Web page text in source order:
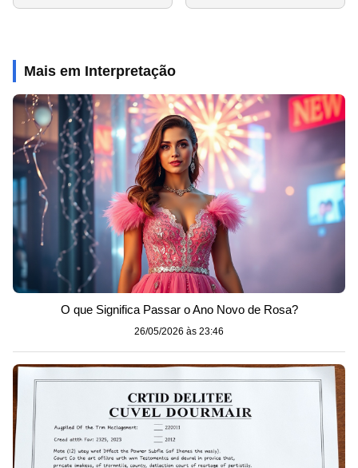
Mais em Interpretação
O que Significa Passar o Ano Novo de Rosa?
26/05/2026 às 23:46